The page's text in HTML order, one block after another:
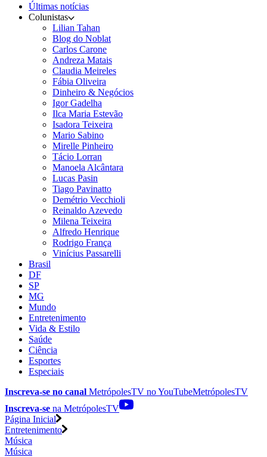
Últimas notícias
Colunistas
Lilian Tahan
Blog do Noblat
Carlos Carone
Andreza Matais
Claudia Meireles
Fábia Oliveira
Dinheiro & Negócios
Igor Gadelha
Ilca Maria Estevão
Isadora Teixeira
Mario Sabino
Mirelle Pinheiro
Tácio Lorran
Manoela Alcântara
Lucas Pasin
Tiago Pavinatto
Demétrio Vecchioli
Reinaldo Azevedo
Milena Teixeira
Alfredo Henrique
Rodrigo França
Vinícius Passarelli
Brasil
DF
SP
MG
Mundo
Entretenimento
Vida & Estilo
Saúde
Ciência
Esportes
Especiais
Inscreva-se no canal MetrópolesTV noYouTubeMetrópolesTV
Inscreva-se na MetrópolesTV
Página Inicial
Entretenimento
Música
Música